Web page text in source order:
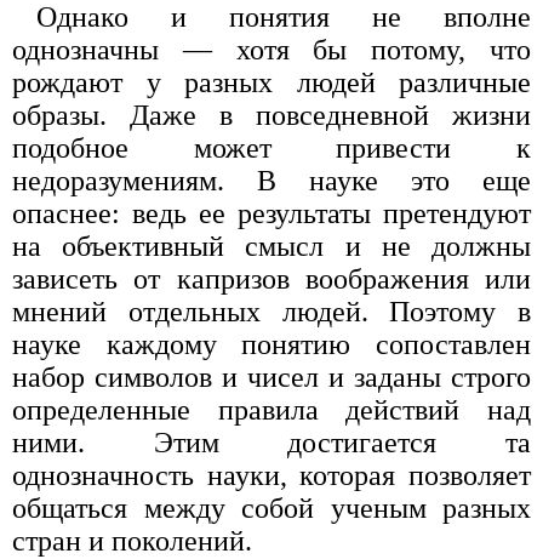
Однако и понятия не вполне
однозначны — хотя бы потому, что
рождают у разных людей различные
образы. Даже в повседневной жизни
подобное может привести к
недоразумениям. В науке это еще
опаснее: ведь ее результаты претендуют
на объективный смысл и не должны
зависеть от капризов воображения или
мнений отдельных людей. Поэтому в
науке каждому понятию сопоставлен
набор символов и чисел и заданы строго
определенные правила действий над
ними. Этим достигается та
однозначность науки, которая позволяет
общаться между собой ученым разных
стран и поколений.